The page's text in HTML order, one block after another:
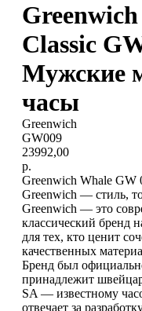
Classic
Мужские
часы
Greenwich
GW009
23992,00
р.
Greenwich Whale GW
Greenwich — стиль,
Greenwich — это
классический бренд
для тех, кто ценит
качественных
Бренд был
принадлежит
SA — известному
отвечает за